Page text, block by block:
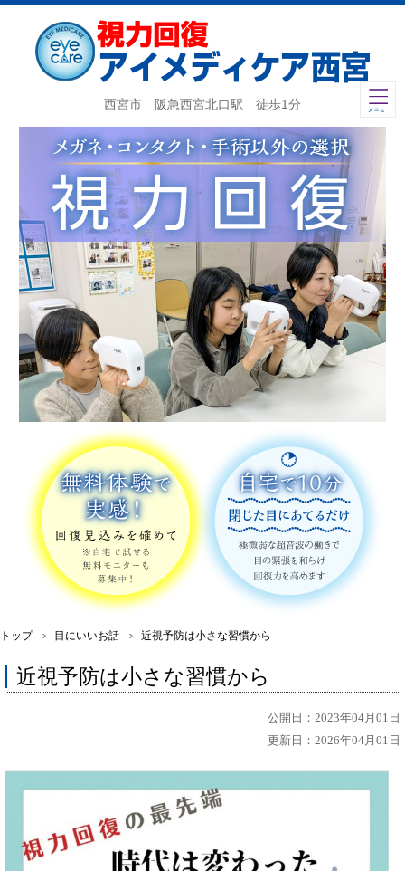
西宮市 阪急西宮北口駅 徒歩1分
トップ 目にいいお話 近視予防は小さな習慣から
近視予防は小さな習慣から
公開日：2023年04月01日
更新日：2026年04月01日